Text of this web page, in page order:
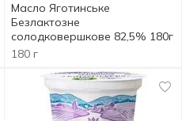
Масло Яготинське
Безлактозне
солодковершкове 82,5% 180г
180 г